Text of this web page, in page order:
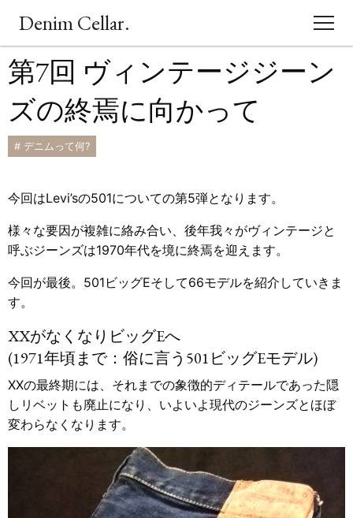
Denim Cellar.
CONCEPT
EVENT
BLOG
ACCESS
SHOPPING
第7回 ヴィンテージジーン
ズの終焉に向かって
# デニムって何?
今回はLevi’sの501についての第5弾となります。
様々な要因が複雑に絡み合い、後年我々がヴィンテージと
呼ぶジーンズは1970年代を境に終焉を迎えます。
今回が最後。501ビッグEそして66モデルを紹介していきま
す。
XXがなくなりビッグEへ
(1971年頃まで：俗に言う501ビッグEモデル)
XXの最終期には、それまでの象徴的ディテールであった隠
しリベットも廃止になり、いよいよ現代のジーンズとほぼ
変わらなくなります。